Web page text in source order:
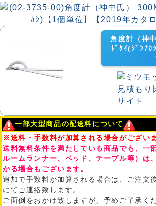
角度計（神
ﾄﾞｹｲ(ｼﾞﾝﾅｶ
一部大型商品の配送料について
※送料・手数料が加算される場合がございま
送料無料条件を満たしている商品でも、一
ルームランナー、ベッド、テーブル等）は
かる場合もございます。
追加で手数料が加算される場合は、ご注文
にてご連絡致します。
ご面倒をおかけ致しますが、予めご了承く